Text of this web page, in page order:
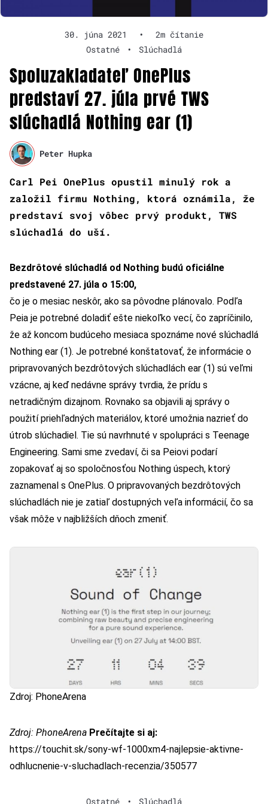
30. júna 2021 •
2m čítanie
Ostatné
• Slúchadlá
Spoluzakladateľ OnePlus
predstaví 27. júla prvé TWS
slúchadlá Nothing ear (1)
Peter Hupka
Carl Pei OnePlus opustil minulý rok a
založil firmu Nothing, ktorá oznámila, že
predstaví svoj vôbec prvý produkt, TWS
slúchadlá do uší.
Bezdrôtové slúchadlá od Nothing budú oficiálne
predstavené 27. júla o 15:00,
čo je o mesiac neskôr, ako sa pôvodne plánovalo. Podľa
Peia je potrebné doladiť ešte niekoľko vecí, čo zapríčinilo,
že až koncom budúceho mesiaca spoznáme nové slúchadlá
Nothing ear (1). Je potrebné konštatovať, že informácie o
pripravovaných bezdrôtových slúchadlách ear (1) sú veľmi
vzácne, aj keď nedávne správy tvrdia, že prídu s
netradičným dizajnom. Rovnako sa objavili aj správy o
použití priehľadných materiálov, ktoré umožnia nazrieť do
útrob slúchadiel. Tie sú navrhnuté v spolupráci s Teenage
Engineering. Sami sme zvedaví, či sa Peiovi podarí
zopakovať aj so spoločnosťou Nothing úspech, ktorý
zaznamenal s OnePlus. O pripravovaných bezdrôtových
slúchadlách nie je zatiaľ dostupných veľa informácií, čo sa
však môže v najbližších dňoch zmeniť.
Zdroj: PhoneArena
Zdroj: PhoneArena Prečítajte si aj:
https://touchit.sk/sony-wf-1000xm4-najlepsie-aktivne-
odhlucnenie-v-sluchadlach-recenzia/350577
Ostatné • Slúchadlá